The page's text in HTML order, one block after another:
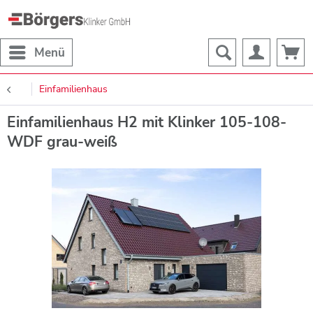
Menü
Einfamilienhaus
Einfamilienhaus H2 mit Klinker 105-108-
WDF grau-weiß